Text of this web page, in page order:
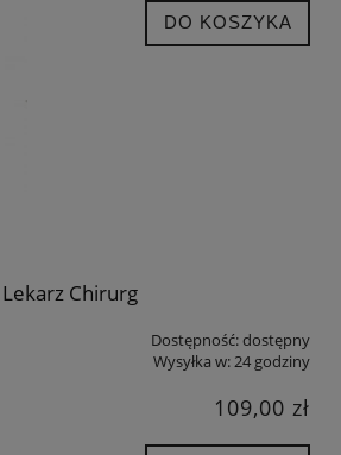
DO KOSZYKA
Chirurg
Dostępność:dostępny
Wysyłka w:24 godziny
109,00 zł